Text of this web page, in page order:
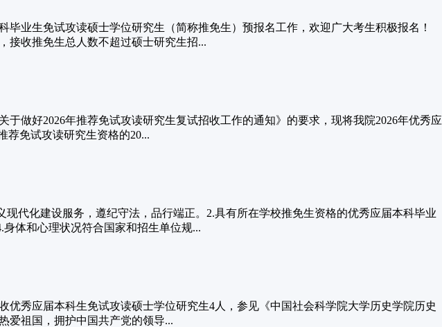
业生免试攻读硕士学位研究生（简称推免生）预报名工作，欢迎广大考生积极报名！
接收推免生总人数不超过硕士研究生招...
做好2026年推荐免试攻读研究生复试招收工作的通知》的要求，现将我院2026年优秀应
荐免试攻读研究生资格的20...
代化建设服务，遵纪守法，品行端正。2.具有所在学校推免生资格的优秀应届本科毕业
体和心理状况符合国家和招生单位规...
秀应届本科生免试攻读硕士学位研究生4人，参见《中国社会科学院大学历史学院历史
爱祖国，拥护中国共产党的领导...